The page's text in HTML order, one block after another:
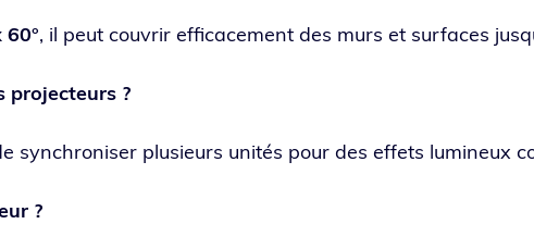
60°, il peut cou­vrir effi­ca­ce­ment des murs et sur­faces
projecteurs ?
syn­chro­ni­ser plu­sieurs uni­tés pour des effets lumi­neux
?